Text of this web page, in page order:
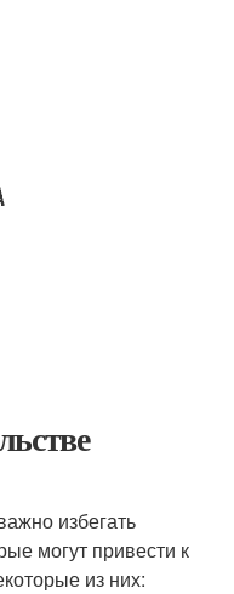
избегать
могут привести к
из них: